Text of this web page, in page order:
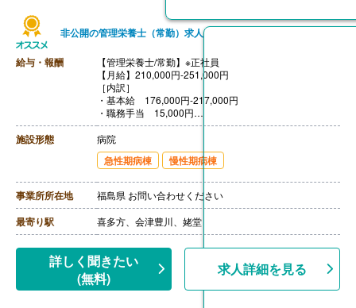
非公開の管理栄養士（常勤）求人
給与・報酬
【管理栄養士/常勤】※正社員
【月給】210,000円-251,000円
［内訳］
・基本給 176,000円-217,000円
・職務手当 15,000円
・ベア評価料手当 19,000円
［その他手当］
・皆勤手当 3,000円
・早番、遅番手当 600円/回（現場シフトに入った場
【賞与】年2回（計3.30ヶ月分）※前年度実績
【通勤手当】あり（上限15,000円/月）
績
【退職金】あり※勤続3年以上
施設形態 病院
急性期病棟 慢性期病棟
事業所所在地 福島県 お問い合わせください
最寄り駅 喜多方、会津豊川、姥堂
詳しく聞きたい
(無料)
求人詳細を見る